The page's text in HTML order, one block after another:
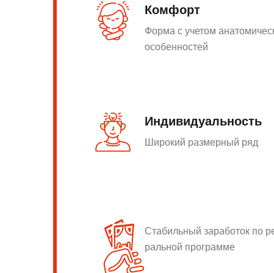
Комфорт
Форма с учетом
особенностей
Индивидуальность
Широкий размерный ряд
Стабильный заработок по
ральной программе